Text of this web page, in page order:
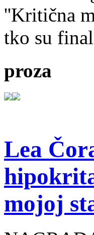
''Kritična
tko su
proza
Lea
mojoj